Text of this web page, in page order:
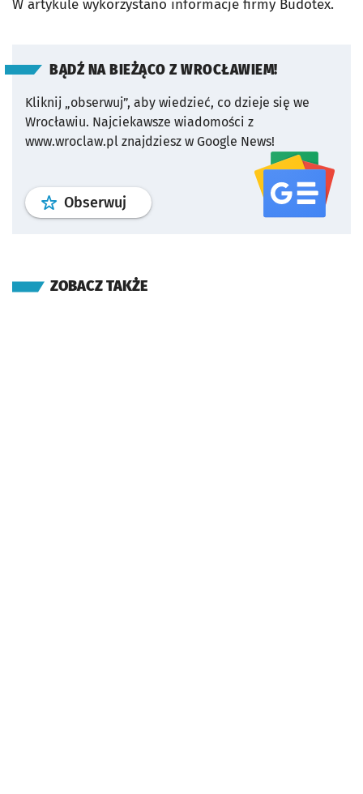
W artykule wykorzystano informacje firmy Budotex.
BĄDŹ NA BIEŻĄCO Z WROCŁAWIEM!
Kliknij „obserwuj”, aby wiedzieć, co dzieje się we
Wrocławiu. Najciekawsze wiadomości z
www.wroclaw.pl znajdziesz w Google News!
Obserwuj profil serwisu
ZOBACZ TAKŻE